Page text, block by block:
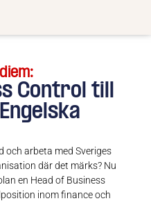
Control till
och arbeta med Sveriges
där det märks? Nu
en Head of Business
inom finance och